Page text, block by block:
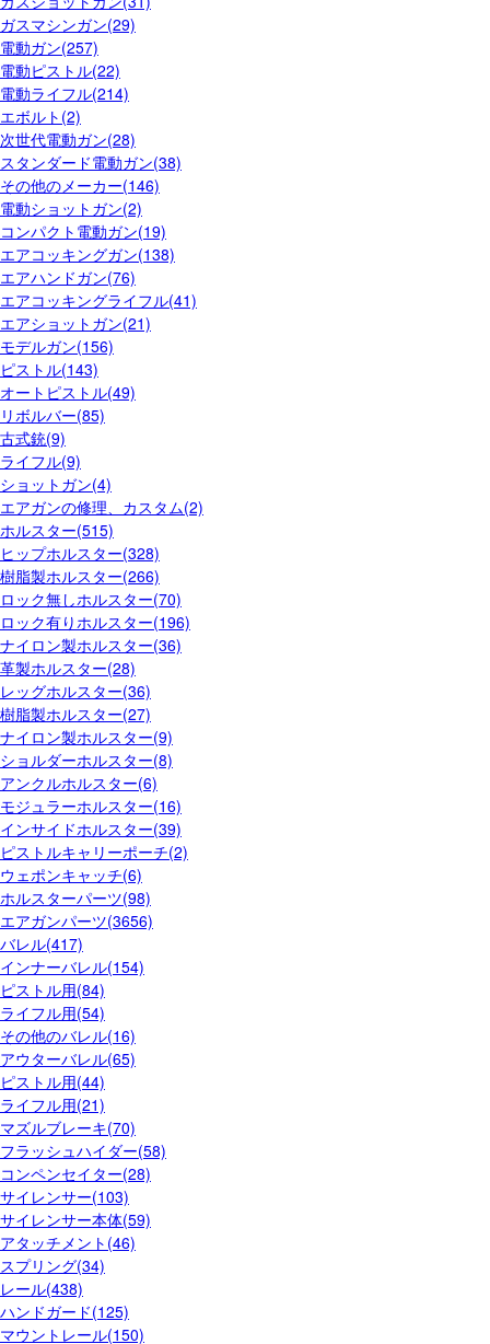
ガスマシンガン(29)
電動ガン(257)
電動ピストル(22)
電動ライフル(214)
エボルト(2)
次世代電動ガン(28)
スタンダード電動ガン(38)
その他のメーカー(146)
電動ショットガン(2)
コンパクト電動ガン(19)
エアコッキングガン(138)
エアハンドガン(76)
エアコッキングライフル(41)
エアショットガン(21)
モデルガン(156)
ピストル(143)
オートピストル(49)
リボルバー(85)
古式銃(9)
ライフル(9)
ショットガン(4)
エアガンの修理、カスタム(2)
ホルスター(515)
ヒップホルスター(328)
樹脂製ホルスター(266)
ロック無しホルスター(70)
ロック有りホルスター(196)
ナイロン製ホルスター(36)
革製ホルスター(28)
レッグホルスター(36)
樹脂製ホルスター(27)
ナイロン製ホルスター(9)
ショルダーホルスター(8)
アンクルホルスター(6)
モジュラーホルスター(16)
インサイドホルスター(39)
ピストルキャリーポーチ(2)
ウェポンキャッチ(6)
ホルスターパーツ(98)
エアガンパーツ(3656)
バレル(417)
インナーバレル(154)
ピストル用(84)
ライフル用(54)
その他のバレル(16)
アウターバレル(65)
ピストル用(44)
ライフル用(21)
マズルブレーキ(70)
フラッシュハイダー(58)
コンペンセイター(28)
サイレンサー(103)
サイレンサー本体(59)
アタッチメント(46)
スプリング(34)
レール(438)
ハンドガード(125)
マウントレール(150)